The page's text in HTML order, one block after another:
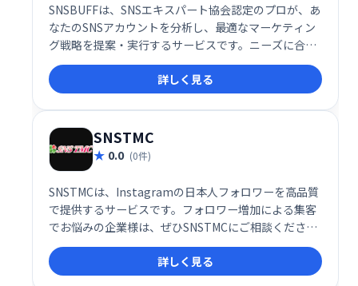
SNSBUFFは、SNSエキスパート協会認定のプロが、あ
なたのSNSアカウントを分析し、最適なマーケティン
グ戦略を提案・実行するサービスです。ニーズに合わ
せた手法で、迅速かつ丁寧にアカウントとコンテンツ
を改善し、フォロワー増加やエンゲージメント向上を
サポートします。 SNSを「BUFF（上昇）」させるお
手伝いをいたします。
詳しく見る
SNSTMC
0.0 (0件)
SNSTMCは、Instagramの日本人フォロワーを高品質
で提供するサービスです。フォロワー増加による集客
でお悩みの企業様は、ぜひSNSTMCにご相談くださ
い。SNS集客に関するあらゆるニーズに対応し、ビジ
ネスの成長を支援します。詳しく見る